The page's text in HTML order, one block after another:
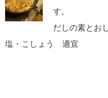
す。
だしの素とお
塩・こしょう 適宜